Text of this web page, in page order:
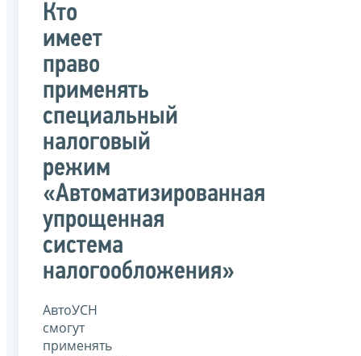
Кто
имеет
право
применять
специальный
налоговый
режим
«Автоматизированная
упрощенная
система
налогообложения»
АвтоУСН
смогут
применять